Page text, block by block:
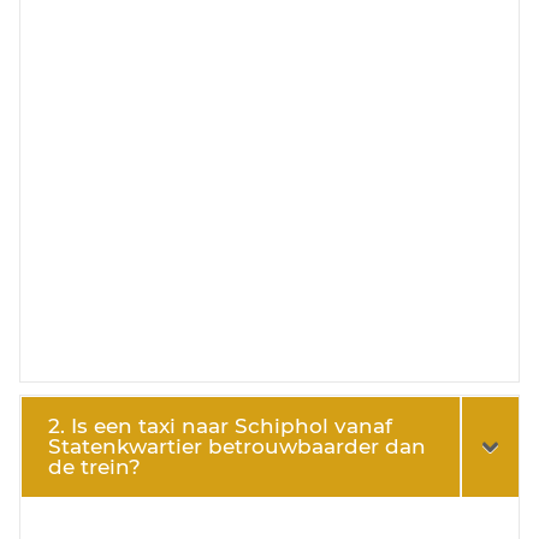
2. Is een taxi naar Schiphol vanaf
Statenkwartier betrouwbaarder dan
de trein?